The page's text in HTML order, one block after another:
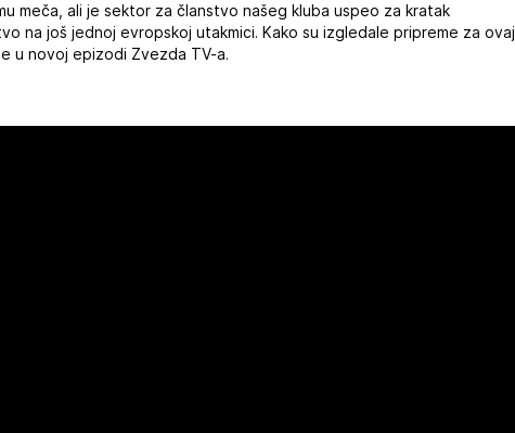
meča, ali je sektor za članstvo našeg kluba uspeo za kratak
na još jednoj evropskoj utakmici. Kako su izgledale pripreme za ovaj
u novoj epizodi Zvezda TV-a.